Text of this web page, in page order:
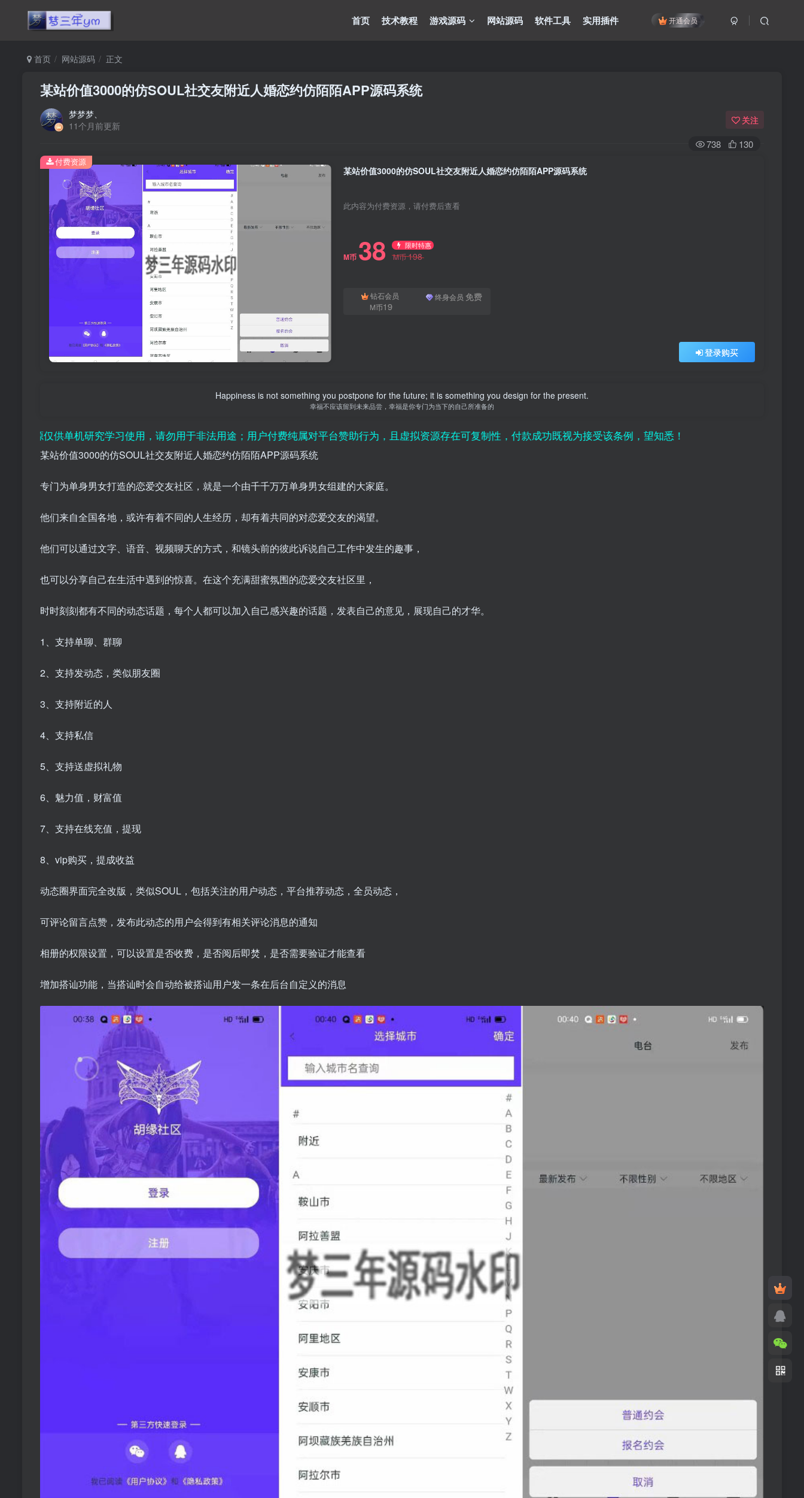
开通会员
首页 技术教程 游戏源码 网站源码 软件工具 实用插件
首页 网站源码 正文
某站价值3000的仿SOUL社交友附近人婚恋约仿陌陌APP源码系统
梦梦梦、
11个月前更新
关注
738 130
某站价值3000的仿SOUL社交友附近人婚恋约仿陌陌APP源码系统
此内容为付费资源，请付费后查看
M币 38 限时特惠
M币198
钻石会员
M币19
终身会员 免费
登录购买
付费资源
Happiness is not something you postpone for the future; it is something you design for the present.
幸福不应该留到未来品尝，幸福是你专门为当下的自己所准备的
单机研究学习使用，请勿用于非法用途；用户付费纯属对平台赞助行为，且虚拟资源存在可复制性，付款成功既视为接受该条例，望知悉！
某站价值3000的仿SOUL社交友附近人婚恋约仿陌陌APP源码系统
专门为单身男女打造的恋爱交友社区，就是一个由千千万万单身男女组建的大家庭。
他们来自全国各地，或许有着不同的人生经历，却有着共同的对恋爱交友的渴望。
他们可以通过文字、语音、视频聊天的方式，和镜头前的彼此诉说自己工作中发生的趣事，
也可以分享自己在生活中遇到的惊喜。在这个充满甜蜜氛围的恋爱交友社区里，
时时刻刻都有不同的动态话题，每个人都可以加入自己感兴趣的话题，发表自己的意见，展现自己的才华。
1、支持单聊、群聊
2、支持发动态，类似朋友圈
3、支持附近的人
4、支持私信
5、支持送虚拟礼物
6、魅力值，财富值
7、支持在线充值，提现
8、vip购买，提成收益
动态圈界面完全改版，类似SOUL，包括关注的用户动态，平台推荐动态，全员动态，
可评论留言点赞，发布此动态的用户会得到有相关评论消息的通知
相册的权限设置，可以设置是否收费，是否阅后即焚，是否需要验证才能查看
增加搭讪功能，当搭讪时会自动给被搭讪用户发一条在后台自定义的消息